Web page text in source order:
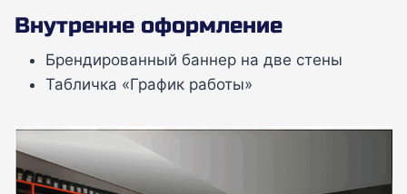
Внутренне оформление
Брендированный баннер на две стены
Табличка «График работы»